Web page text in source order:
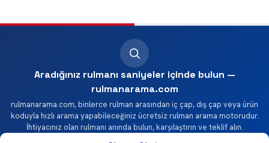
Aradığınız rulmanı saniyeler içinde bulun —
rulmanarama.com
rulmanarama.com, binlerce rulman arasından iç çap, dış çap veya ürün
koduyla hızlı arama yapabileceğiniz ücretsiz rulman arama motorudur.
İhtiyacınız olan rulmanı anında bulun, karşılaştırın ve teklif alın.